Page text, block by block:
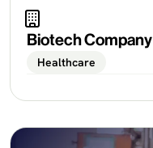
Biotech Company
Healthcare